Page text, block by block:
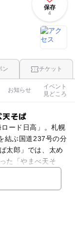
保存
4
ン チケット
お知らせ
イベント
見どころ
そば
ード日高」。札幌
結ぶ国道237号の分
太郎」では、太め
た「やまべ天そ
ョップ、建